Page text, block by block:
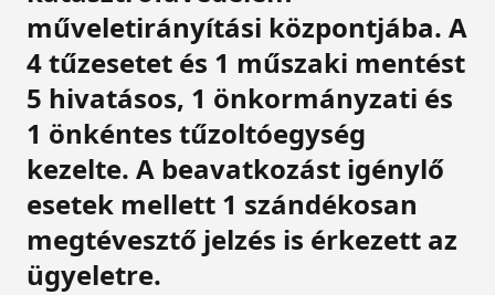
műveletirányítási központjába. A
4 tűzesetet és 1 műszaki mentést
5 hivatásos, 1 önkormányzati és
1 önkéntes tűzoltóegység
kezelte. A beavatkozást igénylő
esetek mellett 1 szándékosan
megtévesztő jelzés is érkezett az
ügyeletre.